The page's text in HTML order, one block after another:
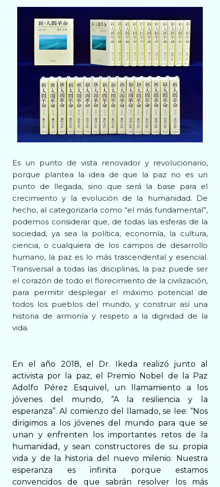
Es un punto de vista renovador y revolucionario,
porque plantea la idea de que la paz no es un
punto de llegada, sino que será la base para el
crecimiento y la evolución de la humanidad. De
hecho, al categorizarla como “el más fundamental”,
podemos considerar que, de todas las esferas de la
sociedad, ya sea la política, economía, la cultura,
ciencia, o cualquiera de los campos de desarrollo
humano, la paz es lo más trascendental y esencial.
Transversal a todas las disciplinas, la paz puede ser
el corazón de todo el florecimiento de la civilización,
para permitir desplegar el máximo potencial de
todos los pueblos del mundo, y construir así una
historia de armonía y respeto a la dignidad de la
vida.
En el año 2018, el Dr. Ikeda realizó junto al
activista por la paz, el Premio Nobel de la Paz
Adolfo Pérez Esquivel, un llamamiento a los
jóvenes del mundo, “A la resiliencia y la
esperanza”. Al comienzo del llamado, se lee: “Nos
dirigimos a los jóvenes del mundo para que se
unan y enfrenten los importantes retos de la
humanidad, y sean constructores de su propia
vida y de la historia del nuevo milenio. Nuestra
esperanza es infinita porque estamos
convencidos de que sabrán resolver los más